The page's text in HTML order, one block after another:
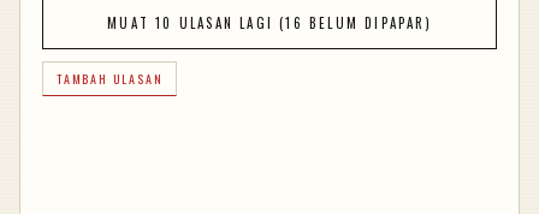
MUAT 10 ULASAN LAGI (16 BELUM DIPAPAR)
TAMBAH ULASAN